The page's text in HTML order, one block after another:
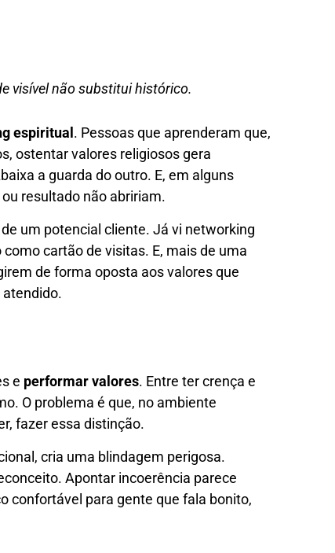
visível não substitui histórico.
espiritual . Pessoas que aprenderam que,
ostentar valores religiosos gera
a guarda do outro. E, em alguns
resultado não abririam.
um potencial cliente. Já vi networking
cartão de visitas. E, mais de uma
de forma oposta aos valores que
e performar valores. Entre ter crença e
O problema é que, no ambiente
fazer essa distinção.
cria uma blindagem perigosa.
Apontar incoerência parece
confortável para gente que fala bonito,